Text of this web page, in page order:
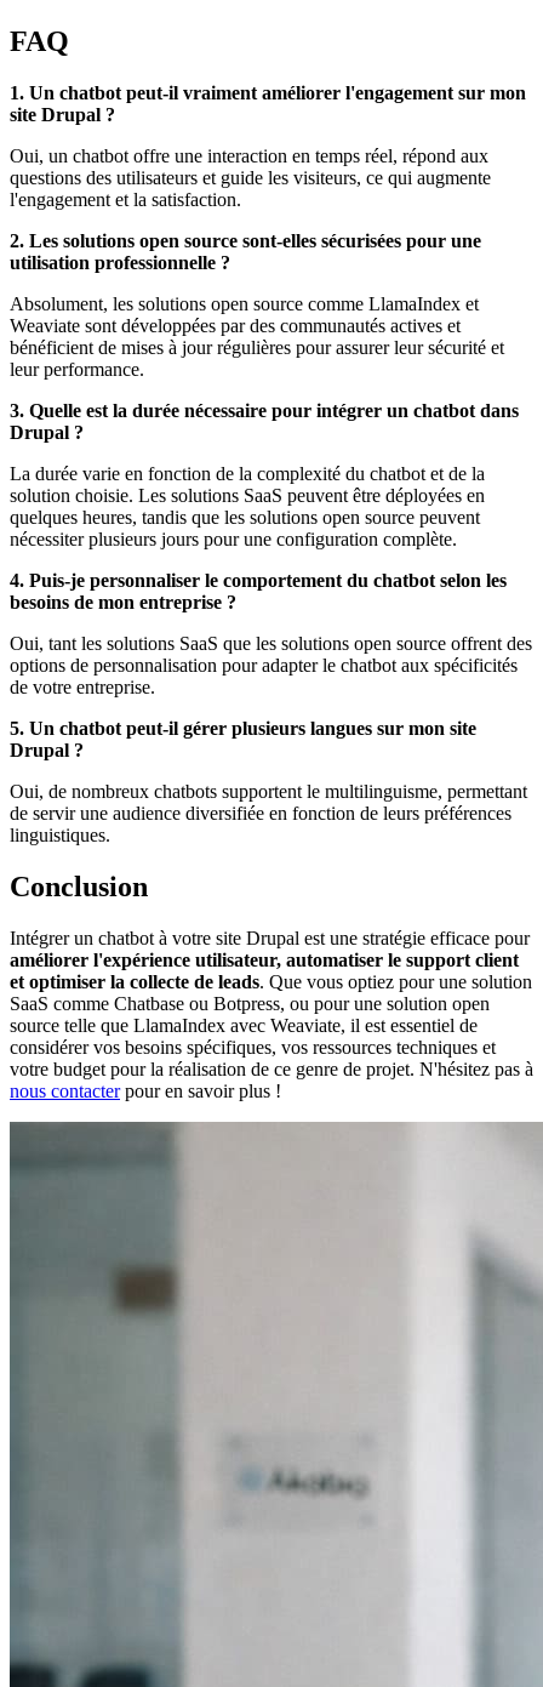
FAQ
1. Un chatbot peut-il vraiment améliorer l'engagement sur mon
site Drupal ?
Oui, un chatbot offre une interaction en temps réel, répond aux
questions des utilisateurs et guide les visiteurs, ce qui augmente
l'engagement et la satisfaction.
2. Les solutions open source sont-elles sécurisées pour une
utilisation professionnelle ?
Absolument, les solutions open source comme LlamaIndex et
Weaviate sont développées par des communautés actives et
bénéficient de mises à jour régulières pour assurer leur sécurité et
leur performance.
3. Quelle est la durée nécessaire pour intégrer un chatbot dans
Drupal ?
La durée varie en fonction de la complexité du chatbot et de la
solution choisie. Les solutions SaaS peuvent être déployées en
quelques heures, tandis que les solutions open source peuvent
nécessiter plusieurs jours pour une configuration complète.
4. Puis-je personnaliser le comportement du chatbot selon les
besoins de mon entreprise ?
Oui, tant les solutions SaaS que les solutions open source offrent des
options de personnalisation pour adapter le chatbot aux spécificités
de votre entreprise.
5. Un chatbot peut-il gérer plusieurs langues sur mon site
Drupal ?
Oui, de nombreux chatbots supportent le multilinguisme, permettant
de servir une audience diversifiée en fonction de leurs préférences
linguistiques.
Conclusion
Intégrer un chatbot à votre site Drupal est une stratégie efficace pour
améliorer l'expérience utilisateur, automatiser le support client
et optimiser la collecte de leads. Que vous optiez pour une solution
SaaS comme Chatbase ou Botpress, ou pour une solution open
source telle que LlamaIndex avec Weaviate, il est essentiel de
considérer vos besoins spécifiques, vos ressources techniques et
votre budget pour la réalisation de ce genre de projet. N'hésitez pas à
nous contacterpour en savoir plus !